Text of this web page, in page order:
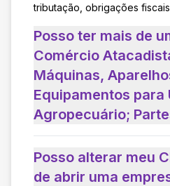
tributação, obrigações
Posso ter mais de
Comércio
Máquinas,
Equipamentos para
Agropecuário;
Posso alterar meu
de abrir uma